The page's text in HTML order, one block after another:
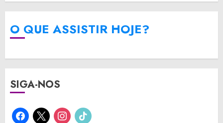
O QUE ASSISTIR HOJE?
SIGA-NOS
facebook
x instagram
tiktok